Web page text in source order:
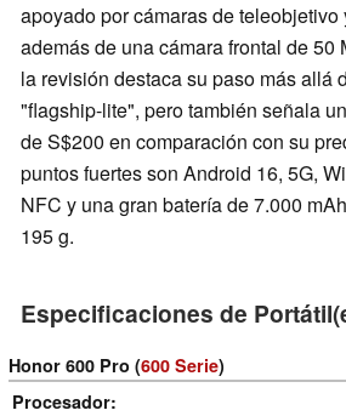
apoyado por cámaras de teleobjetivo
además de una cámara frontal de 50
la revisión destaca su paso más allá
"flagship-lite", pero también señala
de S$200 en comparación con su
puntos fuertes son Android 16, 5G,
NFC y una gran batería de 7.000
195 g.
Especificaciones de
Honor 600 Pro (600 Serie)
Procesador